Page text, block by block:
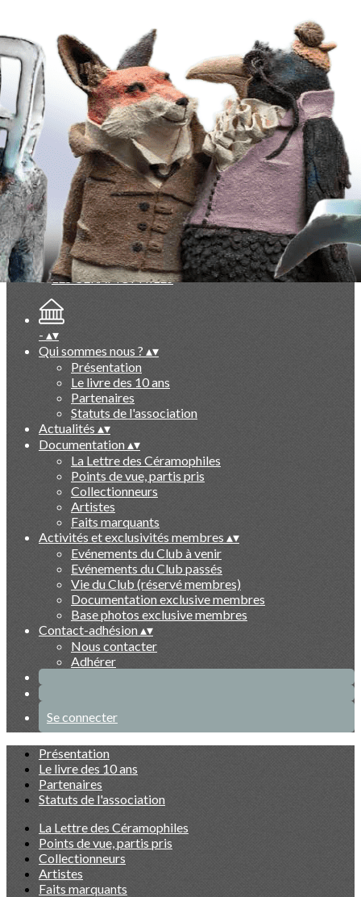
Exporter toutes les colonnes
Exporter uniquement les colonnes affichées
Menu
Evénements du Club à venir
Evénements du Club passés
Vie du Club (réservé membres)
Documentation exclusive membres
Base photos exclusive membres
Ajoutez un logo, un bouton, des réseaux sociaux
Cliquez pour éditer
- ▴▾
Qui sommes nous ? ▴▾
Présentation
Le livre des 10 ans
Partenaires
Statuts de l'association
Actualités ▴▾
Documentation▴▾
La Lettre des Céramophiles
Points de vue, partis pris
Collectionneurs
Artistes
Faits marquants
Activités et exclusivités membres ▴▾
Evénements du Club à venir
Evénements du Club passés
Vie du Club (réservé membres)
Documentation exclusive membres
Base photos exclusive membres
Contact-adhésion▴▾
Nous contacter
Adhérer
Se connecter
Présentation
Le livre des 10 ans
Partenaires
Statuts de l'association
La Lettre des Céramophiles
Points de vue, partis pris
Collectionneurs
Artistes
Faits marquants